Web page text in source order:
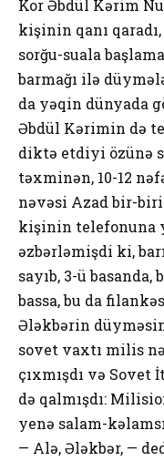
Kor Əbdül Kərim
kişinin qanı
sorğu-suala
barmağı ilə
da yəqin dünyada
Əbdül Kərimin də
diktə etdiyi özünə
təxminən, 10-12
nəvəsi Azad bir-
kişinin telefonuna
əzbərləmişdi ki,
sayıb, 3-ü
bassa, bu da
Ələkbərin
sovet vaxtı milis
çıxmışdı və Sovet
də qalmışdı:
yenə salam-
— Alə, Ələkbər, —